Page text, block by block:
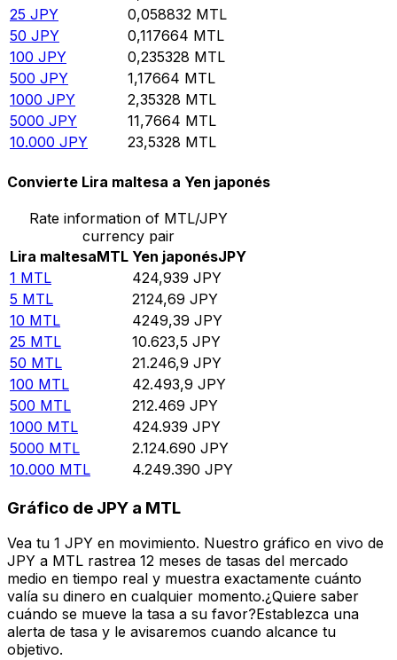
25 JPY 0,058832 MTL
50 JPY 0,117664 MTL
100 JPY 0,235328 MTL
500 JPY 1,17664 MTL
1000 JPY 2,35328 MTL
5000 JPY 11,7664 MTL
10.000 JPY 23,5328 MTL
Convierte Lira maltesa a Yen japonés
Rate information of MTL/JPY
currency pair
Lira maltesaMTL Yen japonésJPY
1 MTL 424,939 JPY
5 MTL 2124,69 JPY
10 MTL 4249,39 JPY
25 MTL 10.623,5 JPY
50 MTL 21.246,9 JPY
100 MTL 42.493,9 JPY
500 MTL 212.469 JPY
1000 MTL 424.939 JPY
5000 MTL 2.124.690 JPY
10.000 MTL 4.249.390 JPY
Gráfico de JPY a MTL
Vea tu 1 JPY en movimiento. Nuestro gráfico en vivo de
JPY a MTL rastrea 12 meses de tasas del mercado
medio en tiempo real y muestra exactamente cuánto
valía su dinero en cualquier momento.¿Quiere saber
cuándo se mueve la tasa a su favor?Establezca una
alerta de tasa y le avisaremos cuando alcance tu
objetivo.